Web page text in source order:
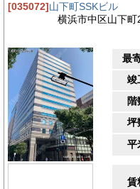
[035072]山下町SSKビル
横浜市中区山下町
最
竣
階
坪
平
賃